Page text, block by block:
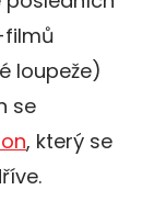
filmů
loupeže)
se
, který se